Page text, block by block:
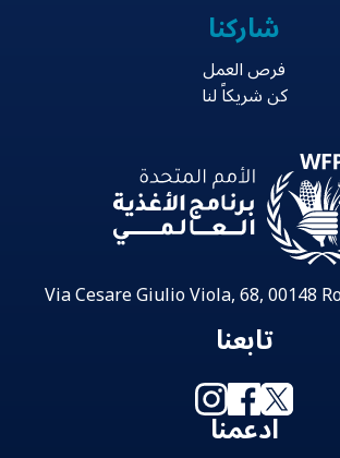
شاركنا
فرص العمل
كن شريكاً لنا
Via Cesare Giulio Viola, 68, 00148
تابعنا
ادعمنا